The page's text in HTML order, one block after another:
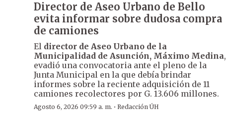
Director de Aseo Urbano de Bello
evita informar sobre dudosa compra
de camiones
El director de Aseo Urbano de la
Municipalidad de Asunción, Máximo Medina,
evadió una convocatoria ante el pleno de la
Junta Municipal en la que debía brindar
informes sobre la reciente adquisición de 11
camiones recolectores por G. 13.606 millones.
Agosto 6, 2026 09:59 a. m. · Redacción ÚH